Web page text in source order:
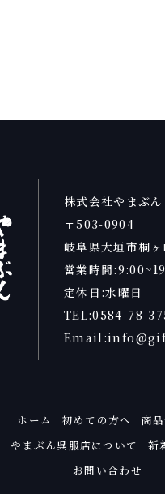
株式会社やまぶん
〒503-0904
岐阜県大垣市桐
営業時間
定休日:水曜日
TEL:0584-78-
ホーム 初めての方へ
商
やまぶん呉服店について
新
お問い合わせ